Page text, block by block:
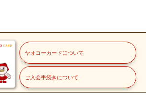
ヤオコーカードについて
ご入会手続きについて